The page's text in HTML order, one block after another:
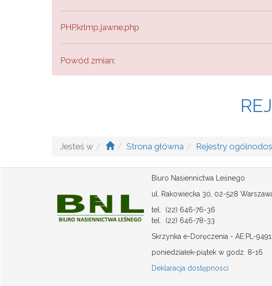
PHP.krlmp.jawne.php
Powód zmian:
Jesteś w Strona główna Rejestry
Biuro Nasiennictwa Leśnego
ul. Rakowiecka 30, 02-528
tel. (22) 646-76-36
tel. (22) 646-78-33
Skrzynka e-Doręczenia - AE:PL-
poniedziałek-piątek w godz. 8-16
Deklaracja dostępności